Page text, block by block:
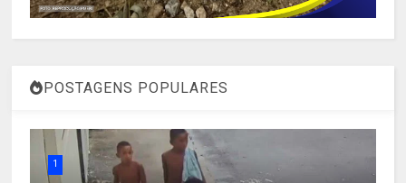
POSTAGENS POPULARES
1